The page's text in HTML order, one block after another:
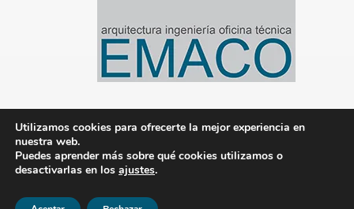
© 2020-2024 Emaco Gestión de Proyectos S.L.
|Aviso legal|Política de privacidad
Utilizamos cookies para ofrecerte la mejor experiencia en
nuestra web.
Puedes aprender más sobre qué cookies utilizamos o
desactivarlas en los ajustes.